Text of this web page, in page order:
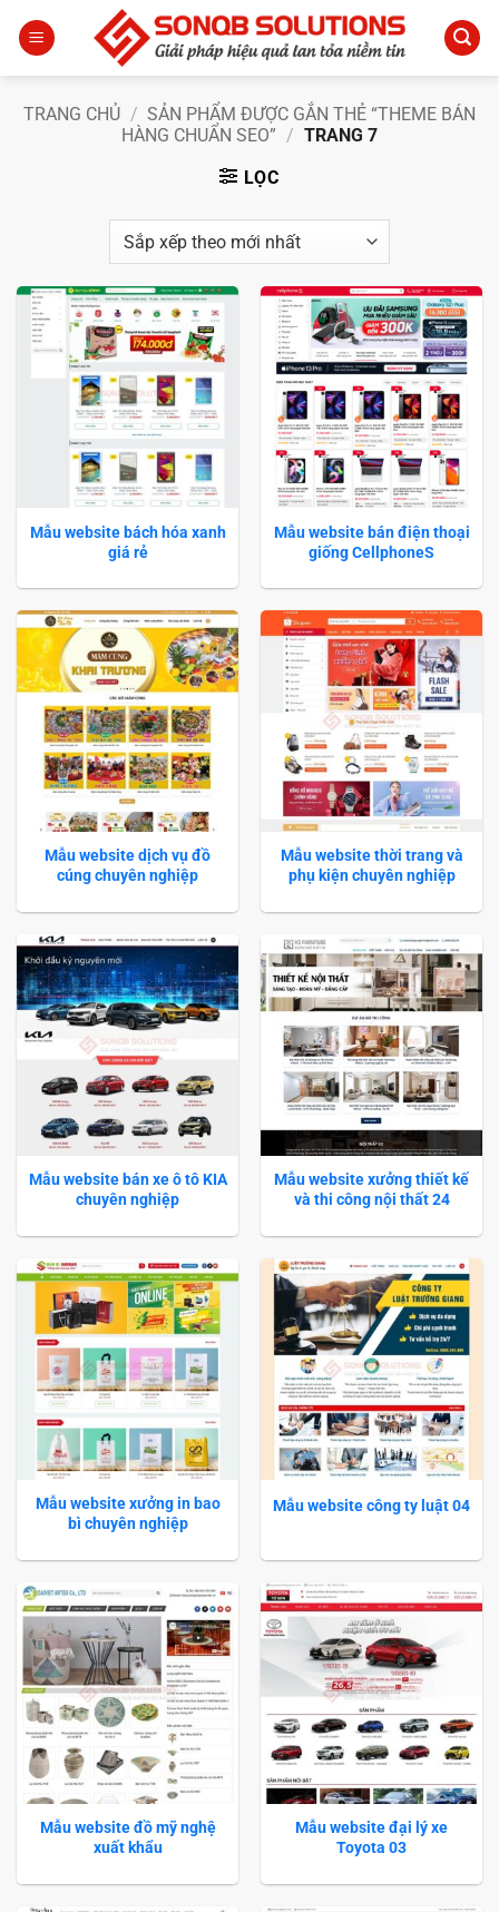
qua
TRANG CHỦ / SẢN PHẨM ĐƯỢC GẮN THẺ “THEME BÁN
HÀNG CHUẨN SEO” / TRANG 7
LỌC
Mẫu website bách hóa xanh
giá rẻ
Mẫu website bán điện thoại
giống CellphoneS
Mẫu website dịch vụ đồ
cúng chuyên nghiệp
Mẫu website thời trang và
phụ kiện chuyên nghiệp
Mẫu website bán xe ô tô KIA
chuyên nghiệp
Mẫu website xưởng thiết kế
và thi công nội thất 24
Mẫu website xưởng in bao
bì chuyên nghiệp
Mẫu website công ty luật 04
Mẫu website đồ mỹ nghệ
xuất khẩu
Mẫu website đại lý xe
Toyota 03